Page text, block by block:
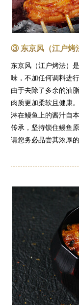
③ 东京风（江户烤
东京风（江户烤法）
味，不加任何调料进
由于去除了多余的油
肉质更加柔软且健康。
淋在鳗鱼上的酱汁自
传承，坚持锁住鳗鱼
请您务必品尝其浓厚的